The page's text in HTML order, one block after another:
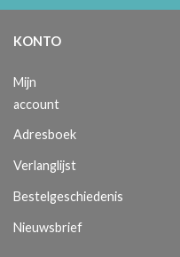
KONTO
Mijn
account
Adresboek
Verlanglijst
Bestelgeschiedenis
Nieuwsbrief